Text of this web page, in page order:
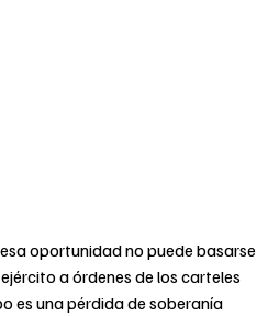
oportunidad no puede basarse
a órdenes de los carteles
es una pérdida de soberanía